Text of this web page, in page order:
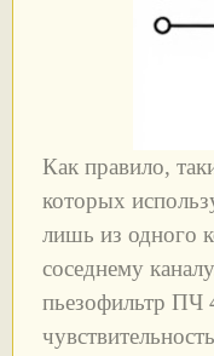
Как правило,
которых
лишь из одного
соседнему
пьезофильтр ПЧ